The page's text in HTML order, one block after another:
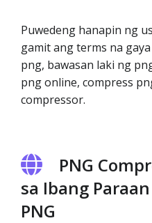
Puwedeng hanapin ng
gamit ang terms na
png, bawasan laki ng
png online, compress
compressor.
PNG
sa Ibang
PNG